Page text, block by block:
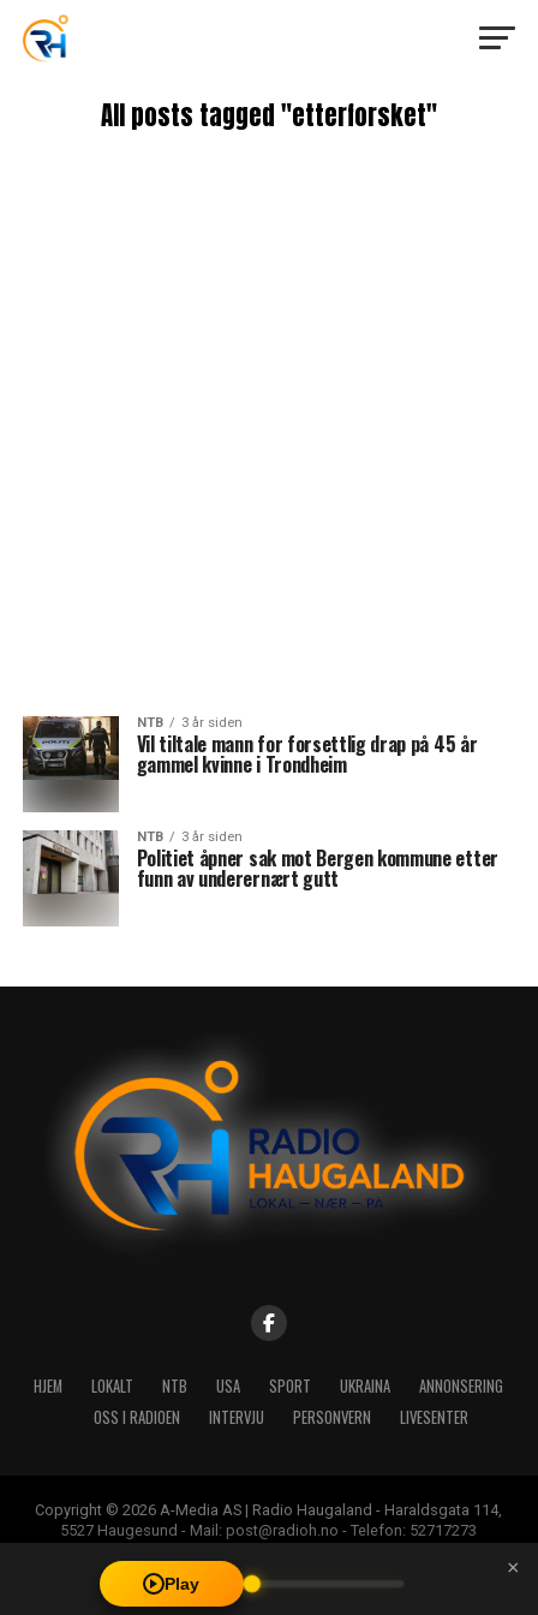
All posts tagged "etterforsket"
NTB 3 år siden
Vil tiltale mann for forsettlig drap på 45 år
gammel kvinne i Trondheim
NTB 3 år siden
Politiet åpner sak mot Bergen kommune etter
funn av underernært gutt
HJEM LOKALT NTB USA SPORT UKRAINA
ANNONSERING
OSS I RADIOEN
INTERVJU PERSONVERN LIVESENTER
Copyright © 2026 A-Media AS | Radio Haugaland - Haraldsgata 114,
5527 Haugesund - Mail: post@radioh.no - Telefon: 52717273
Play
×